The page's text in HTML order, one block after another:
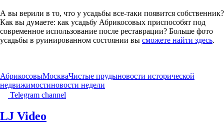
А вы верили в то, что у усадьбы все-таки появится собственник?
Как вы думаете: как усадьбу Абрикосовых приспособят под
современное использование после реставрации? Больше фото
усадьбы в руинированном состоянии вы сможете найти здесь.
АбрикосовыМоскваЧистые прудыновости исторической
недвижимостиновости недели
Telegram channel
LJ Video